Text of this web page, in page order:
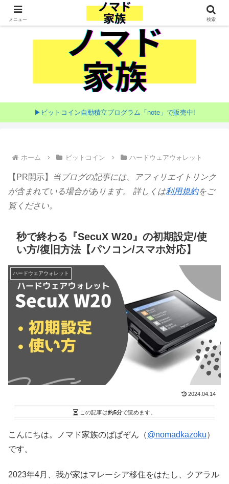
家族で目指す海外移住
▶ビットコイン自動積立プログラム「note」で販売中!
ホーム ビットコイン ハードウェアウォレット
【PR開示】
当ブログの記事には、アフィリエイトリンク
が含まれている場合があります。 詳しくは利用規約をご
覧ください。
秒で終わる『SecuX W20』の初期設定/使
い方/復旧方法【パソコン/スマホ対応】
ハードウェアウォレット
2024.04.14
この記事は約5分で読めます。
こんにちは。ノマド家族のぱぱぞん（@nomadkazoku）
です。
2023年4月、我が家はマレーシア移住をはたし、クアラル
メニュー 検索